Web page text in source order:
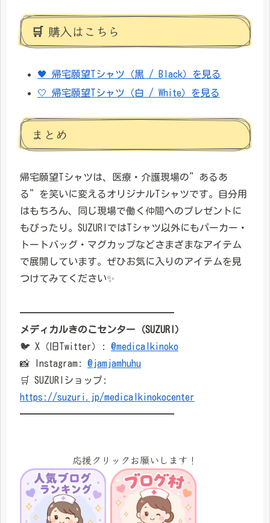
🛒 購入はこちら
🖤 帰宅願望Tシャツ（黒 / Black）を見る
🤍 帰宅願望Tシャツ（白 / White）を見る
まとめ
帰宅願望Tシャツは、医療・介護現場の”あるあ
る”を笑いに変えるオリジナルTシャツです。自分用
はもちろん、同じ現場で働く仲間へのプレゼントに
もぴったり。SUZURIではTシャツ以外にもパーカー・
トートバッグ・マグカップなどさまざまなアイテム
で展開しています。ぜひお気に入りのアイテムを見
つけてみてください✨
━━━━━━━━━━━━━━━━
メディカルきのこセンター（SUZURI）
🐦 X（旧Twitter）: @medicalkinoko
📸 Instagram: @jamjamhuhu
🛒 SUZURIショップ:
https://suzuri.jp/medicalkinokocenter
━━━━━━━━━━━━━━━━
応援クリックお願いします！